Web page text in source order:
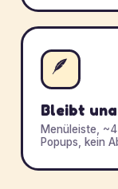
🪶
Bleibt
Menüleiste,
Popups, kein